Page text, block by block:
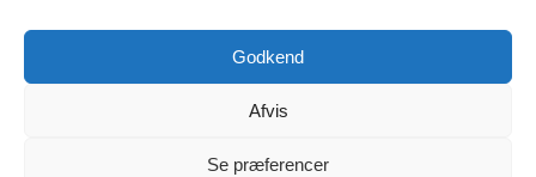
Godkend
Afvis
Se præferencer
mailen besvare vi IKKE din mail!
Der bliver sendt en automail ved kontakt om at vi skal